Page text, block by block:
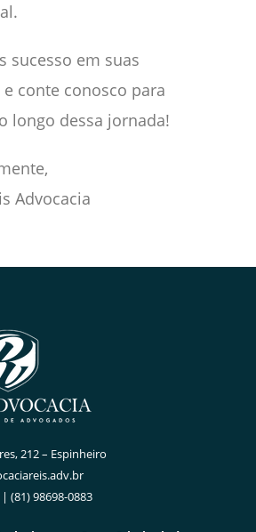
sucesso em suas
conte conosco para
longo dessa jornada!
Advocacia
212 – Espinheiro
(81) 98698-0883